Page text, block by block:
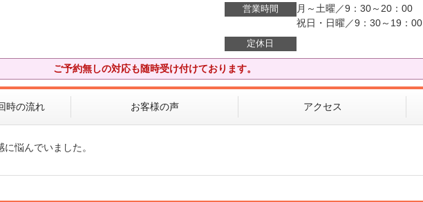
営業時間
月～土曜／9：30～20：00
祝日・日曜／9：30～19：00
定休日
ご予約無しの対応も随時受け付けております。
時の流れ お客様の声 アクセス
悩んでいました。